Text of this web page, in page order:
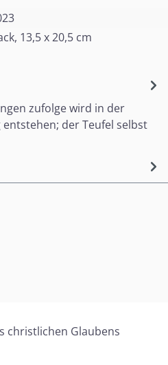
13,5 x 20,5 cm
zufolge wird in der
der Teufel selbst